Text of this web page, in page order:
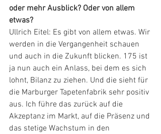
oder mehr Ausblick? Oder von allem
etwas?
Ullrich Eitel: Es gibt von allem etwas. Wir
werden in die Vergangenheit schauen
und auch in die Zukunft blicken. 175 ist
ja nun auch ein Anlass, bei dem es sich
lohnt, Bilanz zu ziehen. Und die sieht für
die Marburger Tapetenfabrik sehr positiv
aus. Ich führe das zurück auf die
Akzeptanz im Markt, auf die Präsenz und
das stetige Wachstum in den